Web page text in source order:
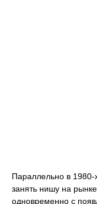
Параллельно в 1980-
занять нишу на
одновременно с